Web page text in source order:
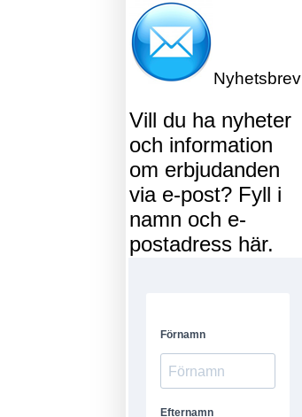
Nyhetsbrev
Vill du ha nyheter
och information
om erbjudanden
via e-post? Fyll i
namn och e-
postadress här.